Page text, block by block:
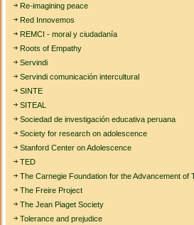
Re-imagining peace
Red Innovemos
REMCI - moral y ciudadanía
Roots of Empathy
Servindi
Servindi comunicación intercultural
SINTE
SITEAL
Sociedad de investigación educativa peruana
Society for research on adolescence
Stanford Center on Adolescence
TED
The Carnegie Foundation for the Advancement of
The Freire Project
The Jean Piaget Society
Tolerance and prejudice